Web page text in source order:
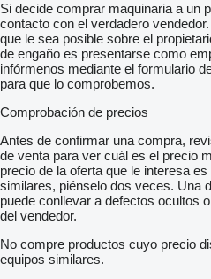
Si decide comprar maquinaria a un
contacto con el verdadero
que le sea posible sobre el
de engaño es presentarse como
infórmenos mediante el formulario
para que lo comprobemos.
Comprobación de precios
Antes de confirmar una compra,
de venta para ver cuál es el precio
precio de la oferta que le interesa
similares, piénselo dos veces. Una
puede conllevar a defectos ocultos
del vendedor.
No compre productos cuyo precio
equipos similares.